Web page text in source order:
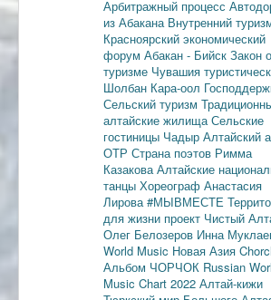
Арбитражный процесс
из Абакана Внутренний
Красноярский экономический
форум Абакан - Бийск Закон о
туризме Чувашия
Шолбан Кара-оол
Сельский туризм
алтайские жилища Сельские
гостиницы Чадыр Алтайский
ОТР Страна поэтов Римма
Казакова Алтайские
танцы Хореограф Анастасия
Лирова #МЫВМЕСТЕ
для жизни проект Чистый
Олег Белозеров Инна
World Music Новая Азия
Альбом ЧОРЧОК Russian
Music Chart 2022 Алтай-кижи